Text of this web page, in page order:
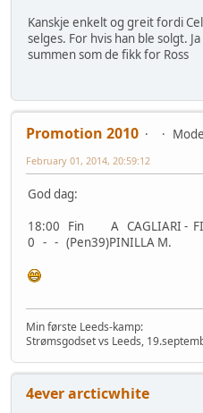
Kanskje enkelt og greit fordi
selges. For hvis han ble solgt.
summen som de fikk for Ross
Promotion 2010
February 01, 2014, 20:59:12
God dag:
18:00 Fin A CAGLIARI -
0 - - (Pen39)PINILLA M.
Min første Leeds-kamp:
Strømsgodset vs Leeds,
4ever arcticwhite